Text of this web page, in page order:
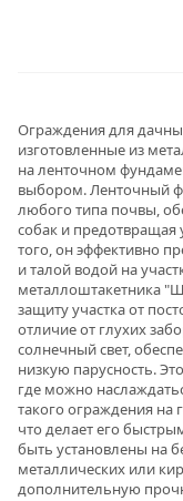
Ограждения для
изготовленные из
на ленточном
выбором. Ленточный
любого типа почвы,
собак и
того, он эффективно
и талой водой на
металлоштакетника
защиту участка от
отличие от глухих
солнечный свет,
низкую парусность.
где можно
такого ограждения на
что делает его
быть установлены на
металлических или
дополнительную